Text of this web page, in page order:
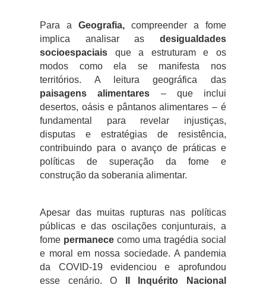
Para aGeografia, compreender a fome
implica analisar as desigualdades
socioespaciais que a estruturam e os
modos como ela se manifesta nos
territórios. A leitura geográfica das
paisagens alimentares – que inclui
desertos, oásis e pântanos alimentares – é
fundamental para revelar injustiças,
disputas e estratégias de resistência,
contribuindo para o avanço de práticas e
políticas de superação da fome e
construção da soberania alimentar.
Apesar das muitas rupturas nas políticas
públicas e das oscilações conjunturais, a
fome permanececomo uma tragédia social
e moral em nossa sociedade. A pandemia
da COVID-19 evidenciou e aprofundou
esse cenário. O
II Inquérito Nacional